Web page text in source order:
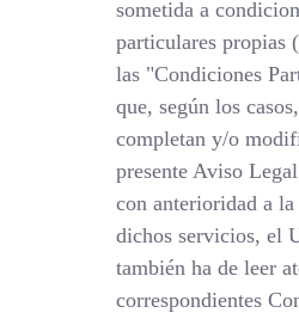
sometida a
particulares propias
las "Condiciones
que, según los
completan y/o
presente Aviso
con anterioridad a
dichos servicios, el
también ha de leer
correspondientes